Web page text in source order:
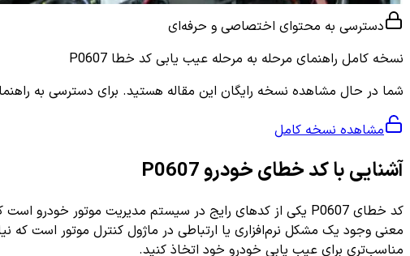
دسترسی به محتوای اختصاصی و حرفه‌ای
نسخه کامل راهنمای مرحله به مرحله عیب یابی کد خطا P0607
شما در حال مشاهده نسخه رایگان این مقاله هستید. برای دسترسی به
مشاهده نسخه کامل
آشنایی با کد خطای خودرو P0607
معنی وجود یک مشکل نرم‌افزاری یا ارتباطی در ماژول کنترل موتور است
مناسب‌تری برای عیب یابی خودرو خود اتخاذ کنید.